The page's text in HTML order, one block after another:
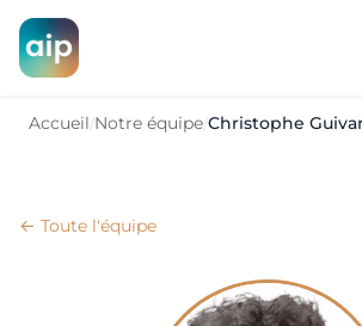
Accueil/Notre équipe/Christophe
← Toute l'équipe